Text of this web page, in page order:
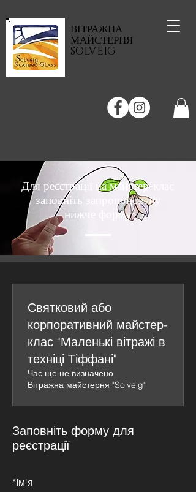
ВІТРАЖНА
МАЙСТЕРНЯ
SOLVEIG
Для реєстрації на майстер-клас
заповніть запропоновану
нижче форму
Заповніть форму для
реєстрації
*Ім'я
Святковий або
корпоративний майстер-
клас "Маленькі вітражі в
техніці Тіффані"
Час ще не визначено
Вітражна майстерня "Solveig"